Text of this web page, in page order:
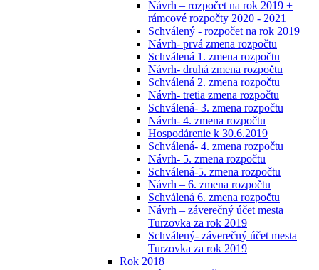
Návrh – rozpočet na rok 2019 +
rámcové rozpočty 2020 - 2021
Schválený - rozpočet na rok 2019
Návrh- prvá zmena rozpočtu
Schválená 1. zmena rozpočtu
Návrh- druhá zmena rozpočtu
Schválená 2. zmena rozpočtu
Návrh- tretia zmena rozpočtu
Schválená- 3. zmena rozpočtu
Návrh- 4. zmena rozpočtu
Hospodárenie k 30.6.2019
Schválená- 4. zmena rozpočtu
Návrh- 5. zmena rozpočtu
Schválená-5. zmena rozpočtu
Návrh – 6. zmena rozpočtu
Schválená 6. zmena rozpočtu
Návrh – záverečný účet mesta
Turzovka za rok 2019
Schválený- záverečný účet mesta
Turzovka za rok 2019
Rok 2018